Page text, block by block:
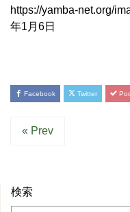
https://yamba-net.org/
年1月6日
Facebook Twitter
« Prev
検索